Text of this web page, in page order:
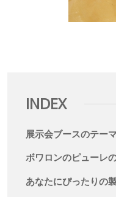
INDEX
展示会ブースのテー
ボワロンのピューレ
あなたにぴったりの